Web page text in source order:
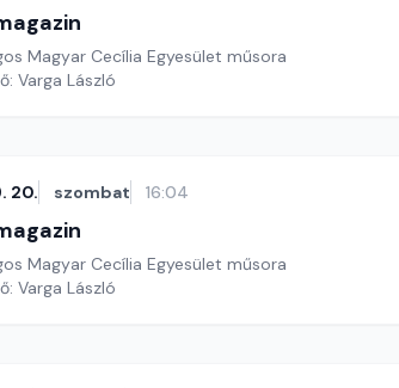
Magyar Cecília Egyesület műsora
Varga László
20. szombat 16:04
Magyar Cecília Egyesület műsora
Varga László